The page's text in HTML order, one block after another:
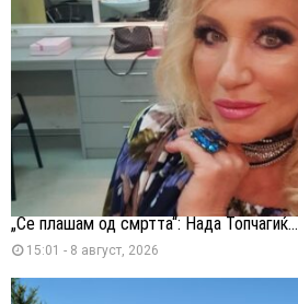
„Се плашам од смртта“: Нада Топчагиќ...
15:01 - 8 август, 2026